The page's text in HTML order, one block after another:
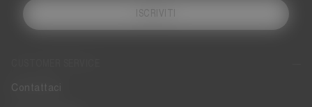
Contattaci
ISCRIVITI